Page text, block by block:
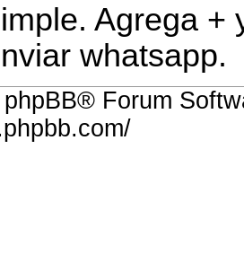
Agrega +
whatsapp.
Forum